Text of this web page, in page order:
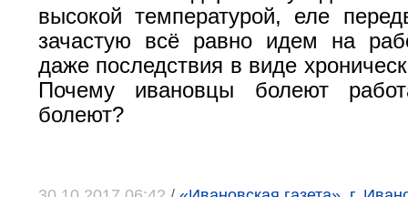
высокой температурой, еле
зачастую всё равно идем на
даже последствия в виде
Почему ивановцы болеют
болеют?